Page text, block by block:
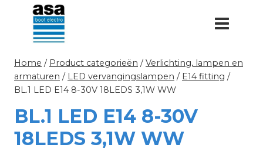
Doorgaan
inhoud
Home / Product categorieën / Verlichting, lampen en
armaturen / LED vervangingslampen / E14 fitting /
BL.1 LED E14 8-30V 18LEDS 3,1W WW
BL.1 LED E14 8-30V
18LEDS 3,1W WW